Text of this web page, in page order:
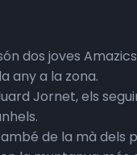
dos joves
any a la zona.
Jornet, els
de la mà dels